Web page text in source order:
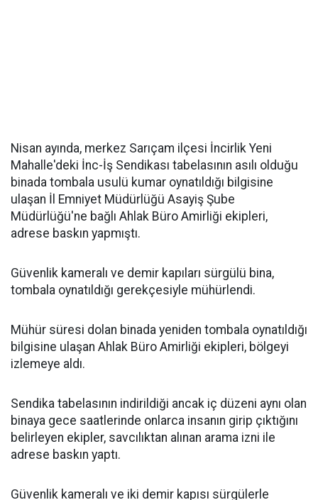
Nisan ayında, merkez Sarıçam ilçesi İncirlik Yeni
Mahalle'deki İnc-İş Sendikası tabelasının asılı olduğu
binada tombala usulü kumar oynatıldığı bilgisine
ulaşan İl Emniyet Müdürlüğü Asayiş Şube
Müdürlüğü'ne bağlı Ahlak Büro Amirliği ekipleri,
adrese baskın yapmıştı.
Güvenlik kameralı ve demir kapıları sürgülü bina,
tombala oynatıldığı gerekçesiyle mühürlendi.
Mühür süresi dolan binada yeniden tombala oynatıldığı
bilgisine ulaşan Ahlak Büro Amirliği ekipleri, bölgeyi
izlemeye aldı.
Sendika tabelasının indirildiği ancak iç düzeni aynı olan
binaya gece saatlerinde onlarca insanın girip çıktığını
belirleyen ekipler, savcılıktan alınan arama izni ile
adrese baskın yaptı.
Güvenlik kameralı ve iki demir kapısı sürgülerle